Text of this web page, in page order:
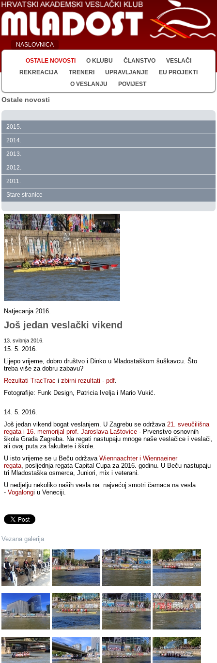
NASLOVNICA
OSTALE NOVOSTI O KLUBU ČLANSTVO
VESLAČI
REKREACIJA
TRENERI UPRAVLJANJE
EU PROJEKTI
O VESLANJU
POVIJEST
Ostale novosti
2015.
2014.
2013.
2012.
2011.
Stare stranice
Natjecanja 2016.
Još jedan veslački vikend
13. svibnja 2016.
15. 5. 2016.
Lijepo vrijeme, dobro društvo i Dinko u Mladostaškom šuškavcu. Što
treba više za dobru zabavu?
Rezultati TracTrac izbirni rezultati - pdf.
Fotografije: Funk Design, Patricia Ivelja i Mario Vukić.
14. 5. 2016.
Još jedan vikend bogat veslanjem. U Zagrebu se održava21. sveučilišna
regata i 16. memorijal prof. Jaroslava Laštovice - Prvenstvo osnovnih
škola Grada Zagreba. Na regati nastupaju mnoge naše veslačice i veslači,
ali ovaj puta za fakultete i škole.
U isto vrijeme se u Beču održavaWiennaachter i Wiennaeiner
regata, posljednja regata Capital Cupa za 2016. godinu. U Beču nastupaju
tri Mladostaška osmerca, Juniori, mix i veterani.
U nedjelju nekoliko naših vesla na najvećoj smotri čamaca na vesla
-Vogalongi u Veneciji.
Vezana galerija